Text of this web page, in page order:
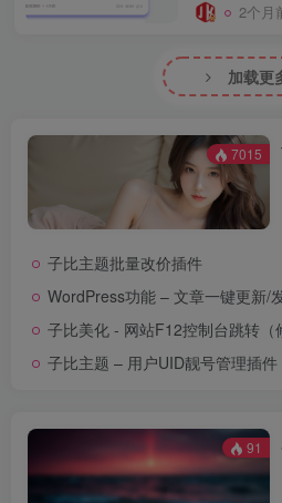
2个月
加载更
7015
子比主题批量改价插件
WordPress功能 – 文章一键更新/
子比美化 - 网站F12控制台跳转（
子比主题 – 用户UID靓号管理插件
91